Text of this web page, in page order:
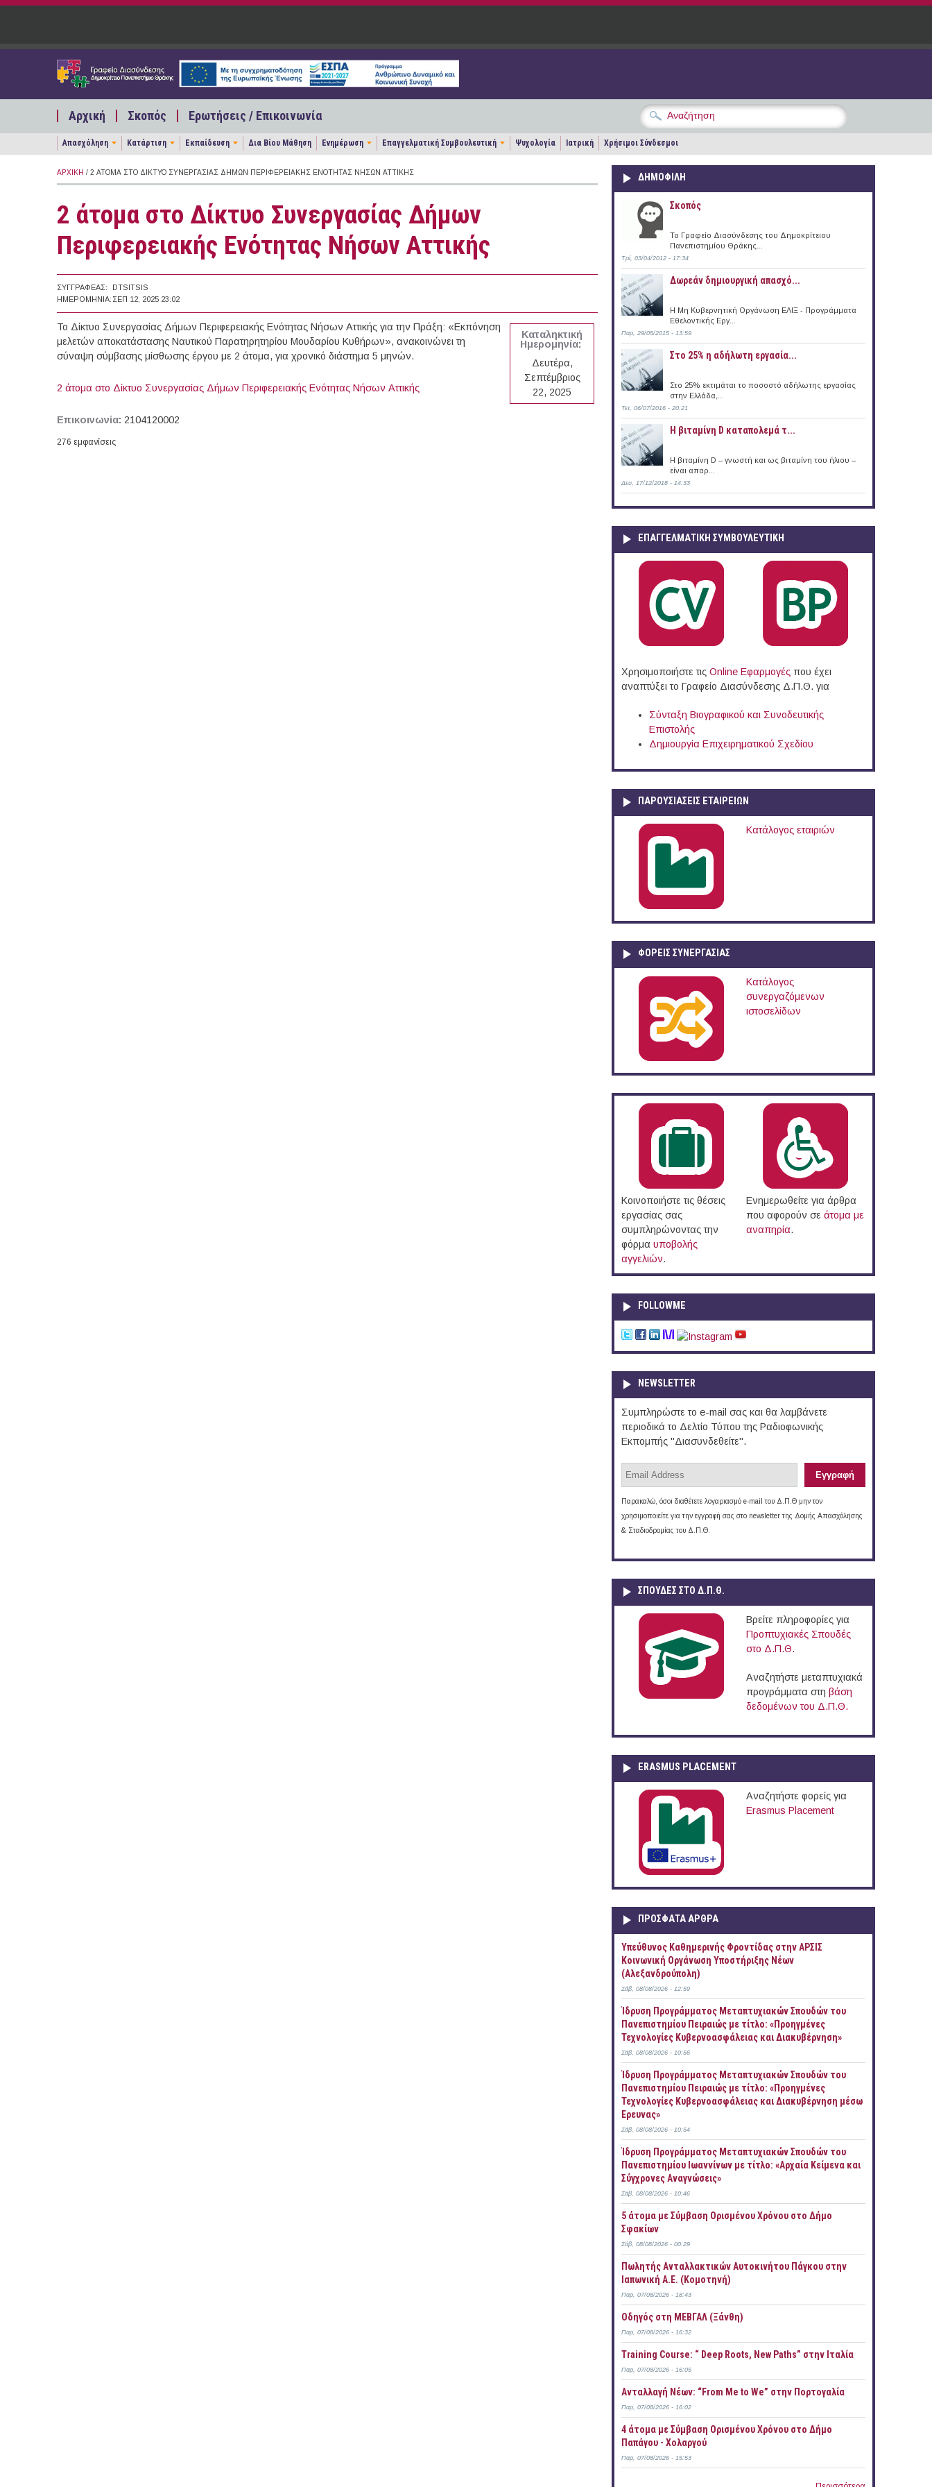
Παράκαμψη προς το κυρίως περιεχόμενο
Αρχική Σκοπός Ερωτήσεις / Επικοινωνία
Απασχόληση Κατάρτιση Εκπαίδευση Δια Βίου Μάθηση Ενημέρωση Επαγγελματική Συμβουλευτική Ψυχολογία Ιατρική Χρήσιμοι Σύνδεσμοι
ΑΡΧΙΚΉ / 2 ΆΤΟΜΑ ΣΤΟ ΔΊΚΤΥΟ ΣΥΝΕΡΓΑΣΊΑΣ ΔΉΜΩΝ ΠΕΡΙΦΕΡΕΙΑΚΉΣ ΕΝΌΤΗΤΑΣ ΝΉΣΩΝ ΑΤΤΙΚΉΣ
2 άτομα στο Δίκτυο Συνεργασίας Δήμων
Περιφερειακής Ενότητας Νήσων Αττικής
ΣΥΓΓΡΑΦΈΑΣ:
DTSITSIS
ΗΜΕΡΟΜΗΝΊΑ: ΣΕΠ 12, 2025 23:02
Καταληκτική
Ημερομηνία:
Δευτέρα,
Σεπτέμβριος
22, 2025
Το Δίκτυο Συνεργασίας Δήμων Περιφερειακής Ενότητας Νήσων Αττικής για την Πράξη: «Εκπόνηση
μελετών αποκατάστασης Ναυτικού Παρατηρητηρίου Μουδαρίου Κυθήρων», ανακοινώνει τη
σύναψη σύμβασης μίσθωσης έργου με 2 άτομα, για χρονικό διάστημα 5 μηνών.
2 άτομα στο Δίκτυο Συνεργασίας Δήμων Περιφερειακής Ενότητας Νήσων Αττικής
Επικοινωνία: 2104120002
276 εμφανίσεις
ΔΗΜΟΦΙΛΗ
Σκοπός
Το Γραφείο Διασύνδεσης του Δημοκρίτειου
Πανεπιστημίου Θράκης...
Τρί, 03/04/2012 - 17:34
Δωρεάν δημιουργική απασχό...
Η Μη Κυβερνητική Οργάνωση ΕΛΙΞ - Προγράμματα
Εθελοντικής Εργ...
Παρ, 29/05/2015 - 13:59
Στο 25% η αδήλωτη εργασία...
Στο 25% εκτιμάται το ποσοστό αδήλωτης εργασίας
στην Ελλάδα,...
Τετ, 06/07/2016 - 20:21
Η βιταμίνη D καταπολεμά τ...
Η βιταμίνη D – γνωστή και ως βιταμίνη του ήλιου –
είναι απαρ...
Δευ, 17/12/2018 - 14:33
ΕΠΑΓΓΕΛΜΑΤΙΚΉ ΣΥΜΒΟΥΛΕΥΤΙΚΉ
Χρησιμοποιήστε τις Online Eφαρμογές που έχει
αναπτύξει το Γραφείο Διασύνδεσης Δ.Π.Θ. για
Σύνταξη Βιογραφικού και Συνοδευτικής
Επιστολής
Δημιουργία Επιχειρηματικού Σχεδίου
ΠΑΡΟΥΣΙΆΣΕΙΣ ΕΤΑΙΡΕΙΏΝ
Κατάλογος εταιριών
ΦΟΡΕΙΣ ΣΥΝΕΡΓΑΣΙΑΣ
Κατάλογος
συνεργαζόμενων
ιστοσελίδων
Κοινοποιήστε τις θέσεις
εργασίας σας
συμπληρώνοντας την
φόρμα υποβολής
αγγελιών.
Ενημερωθείτε για άρθρα
που αφορούν σε άτομα με
αναπηρία.
FOLLOWME
NEWSLETTER
Συμπληρώστε το e-mail σας και θα λαμβάνετε
περιοδικά το Δελτίο Τύπου της Ραδιοφωνικής
Εκπομπής "Διασυνδεθείτε".
Παρακαλώ, όσοι διαθέτετε λογαριασμό e-mail του Δ.Π.Θ μην τον
χρησιμοποιείτε για την εγγραφή σας στο newsletter της Δομής Απασχόλησης
& Σταδιοδρομίας του Δ.Π.Θ.
ΣΠΟΥΔΈΣ ΣΤΟ Δ.Π.Θ.
Βρείτε πληροφορίες για
Προπτυχιακές Σπουδές
στο Δ.Π.Θ.
Αναζητήστε μεταπτυχιακά
προγράμματα στη βάση
δεδομένων του Δ.Π.Θ.
ERASMUS PLACEMENT
Αναζητήστε φορείς για
Erasmus Placement
ΠΡOΣΦΑΤΑ AΡΘΡΑ
Yπεύθυνος Καθημερινής Φροντίδας στην ΑΡΣΙΣ
Κοινωνική Οργάνωση Υποστήριξης Νέων
(Αλεξανδρούπολη)
Σάβ, 08/08/2026 - 12:59
Ίδρυση Προγράμματος Μεταπτυχιακών Σπουδών του
Πανεπιστημίου Πειραιώς με τίτλο: «Προηγμένες
Τεχνολογίες Κυβερνοασφάλειας και Διακυβέρνηση»
Σάβ, 08/08/2026 - 10:56
Ίδρυση Προγράμματος Μεταπτυχιακών Σπουδών του
Πανεπιστημίου Πειραιώς με τίτλο: «Προηγμένες
Τεχνολογίες Κυβερνοασφάλειας και Διακυβέρνηση μέσω
Έρευνας»
Σάβ, 08/08/2026 - 10:54
Ίδρυση Προγράμματος Μεταπτυχιακών Σπουδών του
Πανεπιστημίου Ιωαννίνων με τίτλο: «Αρχαία Κείμενα και
Σύγχρονες Αναγνώσεις»
Σάβ, 08/08/2026 - 10:46
5 άτομα με Σύμβαση Ορισμένου Χρόνου στο Δήμο
Σφακίων
Σάβ, 08/08/2026 - 00:29
Πωλητής Ανταλλακτικών Αυτοκινήτου Πάγκου στην
Ιαπωνική Α.Ε. (Κομοτηνή)
Παρ, 07/08/2026 - 18:43
Οδηγός στη ΜΕΒΓΑΛ (Ξάνθη)
Παρ, 07/08/2026 - 16:32
Training Course: “ Deep Roots, New Paths” στην Ιταλία
Παρ, 07/08/2026 - 16:05
Ανταλλαγή Νέων: “From Me to We” στην Πορτογαλία
Παρ, 07/08/2026 - 16:02
4 άτομα με Σύμβαση Ορισμένου Χρόνου στο Δήμο
Παπάγου - Χολαργού
Παρ, 07/08/2026 - 15:53